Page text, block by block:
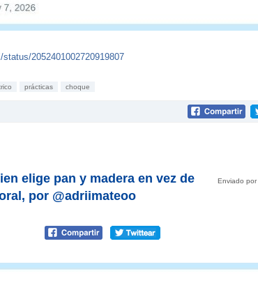
2052401002720919807
prácticas choque
Enviado por
elige pan y madera en vez de
por @adriimateoo